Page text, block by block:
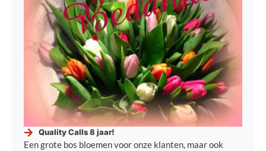
Quality Calls 8 jaar!
Een grote bos bloemen voor onze klanten, maar ook